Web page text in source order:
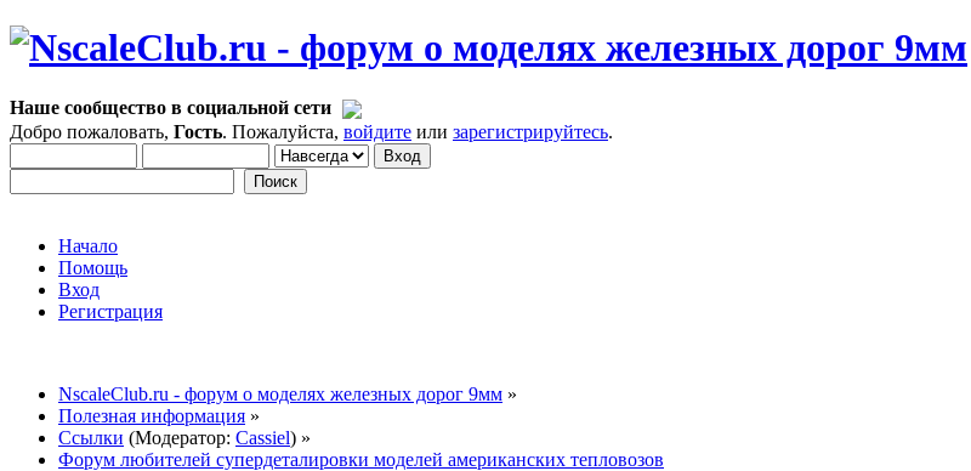
Наше сообщество в социальной сети
Добро пожаловать, Гость. Пожалуйста, войдите или зарегистрируйтесь.
Начало
Помощь
Вход
Регистрация
NscaleClub.ru - форум о моделях железных дорог 9мм »
Полезная информация »
Ссылки (Модератор: Cassiel) »
Форум любителей супердеталировки моделей американских тепловозов